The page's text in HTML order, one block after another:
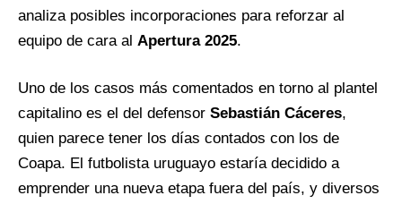
analiza posibles incorporaciones para reforzar al
equipo de cara al Apertura 2025.
Uno de los casos más comentados en torno al plantel
capitalino es el del defensor Sebastián Cáceres,
quien parece tener los días contados con los de
Coapa. El futbolista uruguayo estaría decidido a
emprender una nueva etapa fuera del país, y diversos